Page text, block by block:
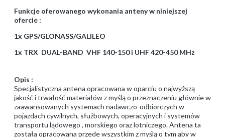
Funkcje oferowanego wykonania anteny w niniejszej
ofercie :
1x GPS/GLONASS/GALILEO
1x TRX DUAL-BAND VHF 140-150 i UHF 420-450 MHz
Opis :
Specjalistyczna antena opracowana w oparciu o najwyższą
jakość i trwałość materiałów z myślą o przeznaczeniu głównie w
zaawansowanych systemach nadawczo-odbiorczych w
pojazdach cywilnych, służbowych, operacyjnych i systemów
transportu lądowego , morskiego oraz lotniczego. Antena ta
została opracowana przede wszystkim z myślą o tym aby w